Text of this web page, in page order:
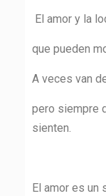
El amor y la
que pueden
A veces van
pero siempre
sienten.
El amor es un